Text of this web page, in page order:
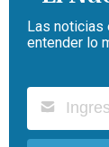
Las noticias
entender lo